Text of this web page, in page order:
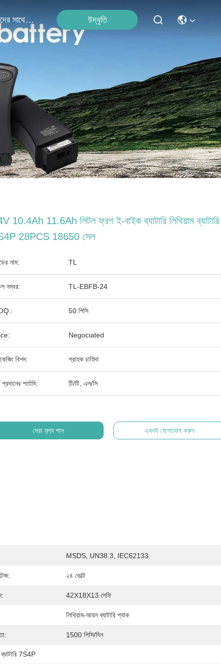
আমাদের সাথে যোগাযোগ উদ্ধৃতি
10.4Ah 11.6Ah লিটল ফ্রগ ই-বাইক ব্যাটারি লিথিয়াম ব্যাটারি
28PCS 18650 সেল
নাম: TL
নম্বর: TL-EBFB-24
50 পিসি
Negociated
বিশদ: গ্রাহক চাহিদা
শর্তাদি: টি/টি, এল/সি
সেরা মূল্য পান এখনই যোগাযোগ করুন
MSDS, UN38.3, IEC62133
২৪ ভোল্ট
42X18X13 সেমি
লিথিয়াম-আয়ন ব্যাটারি প্যাক
1500 পিসি/দিন
7S4P